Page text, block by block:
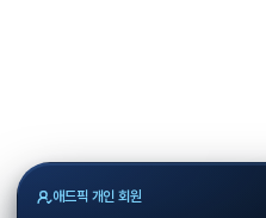
애드픽 개인 회원